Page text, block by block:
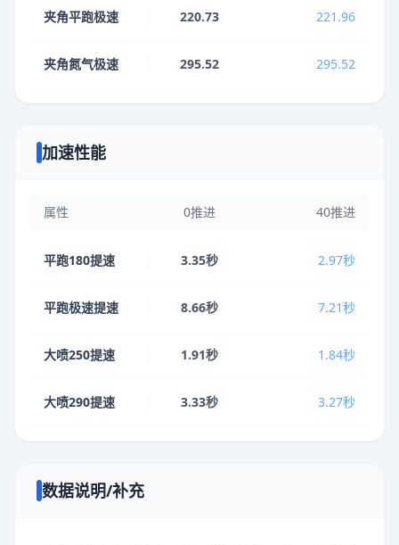
夹角平跑极速 220.73 221.96
夹角氮气极速 295.52 295.52
加速性能
属性 0推进 40推进
平跑180提速 3.35秒 2.97秒
平跑极速提速 8.66秒 7.21秒
大喷250提速 1.91秒 1.84秒
大喷290提速 3.33秒 3.27秒
数据说明/补充